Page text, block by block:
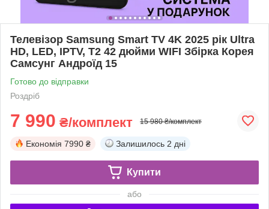
Телевізор Samsung Smart TV 4K 2025 рік Ultra
HD, LED, IPTV, T2 42 дюйми WIFI Збірка Корея
Самсунг Андроїд 15
Готово до відправки
Роздріб
7 990 ₴/комплект 15 980 ₴/комплект
Економія 7990 ₴ Залишилось 2 дні
Купити
або